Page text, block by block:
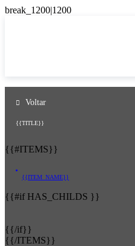
Voltar
{{TITLE}}
{{#ITEMS}}
{{ITEM_NAME}}
{{#if HAS_CHILDS }}
{{/if}}
{{/ITEMS}}